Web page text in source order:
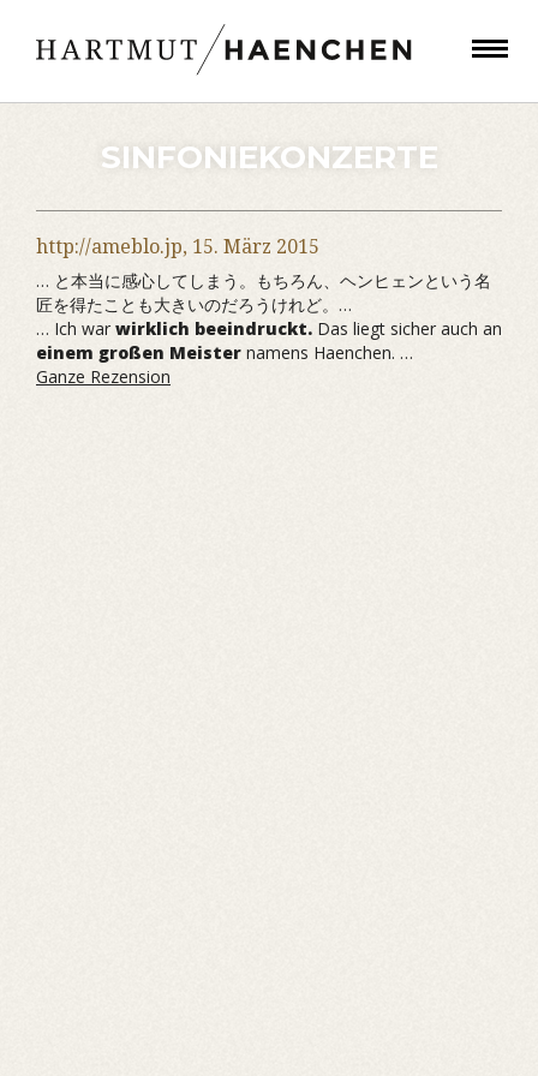
SINFONIEKONZERTE
http://ameblo.jp, 15. März 2015
… と本当に感心してしまう。もちろん、ヘンヒェンという名
匠を得たことも大きいのだろうけれど。…
… Ich war wirklich beeindruckt. Das liegt sicher auch an
einem großen Meister namens Haenchen. …
Ganze Rezension